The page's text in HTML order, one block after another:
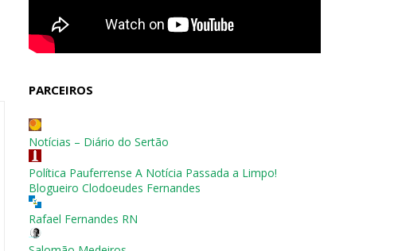
PARCEIROS
Notícias – Diário do Sertão
Política Pauferrense A Notícia Passada a Limpo!
Blogueiro Clodoeudes Fernandes
Rafael Fernandes RN